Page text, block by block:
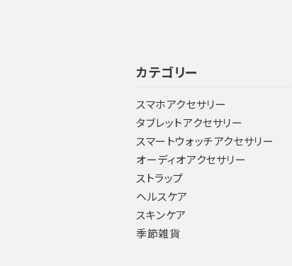
カテゴリー
スマホアクセサリー
タブレットアクセサリー
スマートウォッチアクセサリー
オーディオアクセサリー
ストラップ
ヘルスケア
スキンケア
季節雑貨